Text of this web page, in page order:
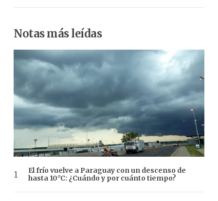
Notas más leídas
El frío vuelve a Paraguay con un descenso de
hasta 10°C: ¿Cuándo y por cuánto tiempo?